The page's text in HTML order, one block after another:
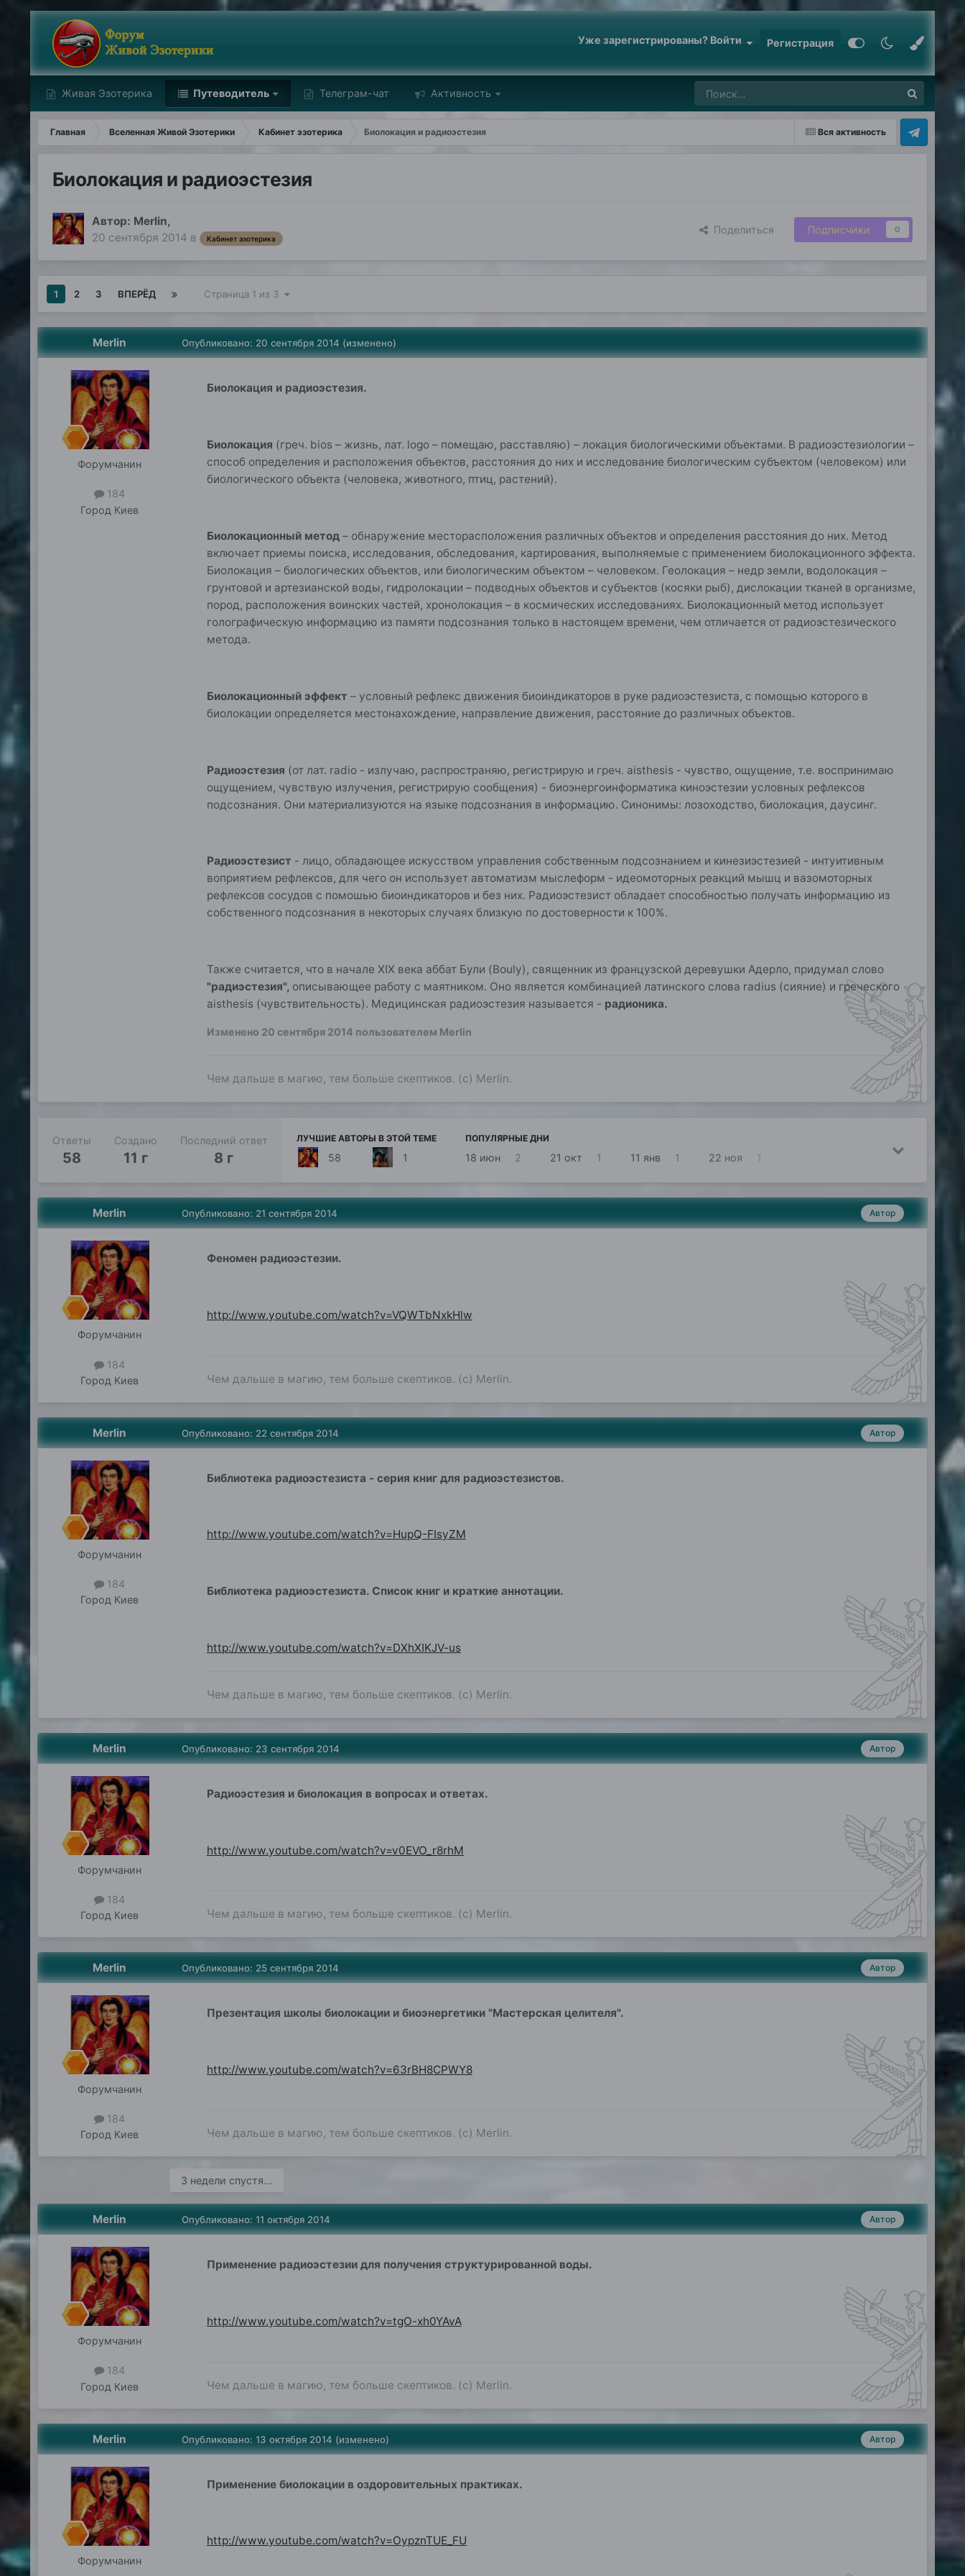
Уже зарегистрированы? Войти Регистрация
Живая Эзотерика Путеводитель Телеграм-чат Активность
Вся активность
Главная Вселенная Живой Эзотерики Кабинет эзотерика Биолокация и радиоэстезия
Биолокация и радиоэстезия
Автор: Merlin,
20 сентября 2014 в Кабинет эзотерика
Поделиться Подписчики 0
1 2 3 ВПЕРЁД Страница 1 из 3
Merlin
Форумчанин
184
Город Киев
Опубликовано: 20 сентября 2014 (изменено)
Биолокация и радиоэстезия.
Биолокация (греч. bios – жизнь, лат. logo – помещаю, расставляю) – локация биологическими объектами. В радиоэстезиологии –
способ определения и расположения объектов, расстояния до них и исследование биологическим субъектом (человеком) или
биологического объекта (человека, животного, птиц, растений).
Биолокационный метод – обнаружение месторасположения различных объектов и определения расстояния до них. Метод
включает приемы поиска, исследования, обследования, картирования, выполняемые с применением биолокационного эффекта.
Биолокация – биологических объектов, или биологическим объектом – человеком. Геолокация – недр земли, водолокация –
грунтовой и артезианской воды, гидролокации – подводных объектов и субъектов (косяки рыб), дислокации тканей в организме,
пород, расположения воинских частей, хронолокация – в космических исследованиях. Биолокационный метод использует
голографическую информацию из памяти подсознания только в настоящем времени, чем отличается от радиоэстезического
метода.
Биолокационный эффект – условный рефлекс движения биоиндикаторов в руке радиоэстезиста, с помощью которого в
биолокации определяется местонахождение, направление движения, расстояние до различных объектов.
Радиоэстезия (от лат. radio - излучаю, распространяю, регистрирую и греч. aisthesis - чувство, ощущение, т.е. воспринимаю
ощущением, чувствую излучения, регистрирую сообщения) - биоэнергоинформатика киноэстезии условных рефлексов
подсознания. Они материализуются на языке подсознания в информацию. Синонимы: лозоходство, биолокация, даусинг.
Радиоэстезист - лицо, обладающее искусством управления собственным подсознанием и кинезиэстезией - интуитивным
воприятием рефлексов, для чего он использует автоматизм мыслеформ - идеомоторных реакций мышц и вазомоторных
рефлексов сосудов с помошью биоиндикаторов и без них. Радиоэстезист обладает способностью получать информацию из
собственного подсознания в некоторых случаях близкую по достоверности к 100%.
Также считается, что в начале XIX века аббат Були (Bouly), священник из французской деревушки Адерло, придумал слово
"радиэстезия", описывающее работу с маятником. Оно является комбинацией латинского слова radius (сияние) и греческого
aisthesis (чувствительность). Медицинская радиоэстезия называется - радионика.
Изменено 20 сентября 2014 пользователем Merlin
Чем дальше в магию, тем больше скептиков. (с) Merlin.
Ответы
58
Создано
11 г
Последний ответ
8 г
ЛУЧШИЕ АВТОРЫ В ЭТОЙ ТЕМЕ
58 1
ПОПУЛЯРНЫЕ ДНИ
18 июн 2 21 окт 1 11 янв 1 22 ноя 1
Merlin
Форумчанин
184
Город Киев
Автор
Опубликовано: 21 сентября 2014
Феномен радиоэстезии.
http://www.youtube.com/watch?v=VQWTbNxkHlw
Чем дальше в магию, тем больше скептиков. (с) Merlin.
Merlin
Форумчанин
184
Город Киев
Автор
Опубликовано: 22 сентября 2014
Библиотека радиоэстезиста - серия книг для радиоэстезистов.
http://www.youtube.com/watch?v=HupQ-FIsyZM
Библиотека радиоэстезиста. Список книг и краткие аннотации.
http://www.youtube.com/watch?v=DXhXIKJV-us
Чем дальше в магию, тем больше скептиков. (с) Merlin.
Merlin
Форумчанин
184
Город Киев
Автор
Опубликовано: 23 сентября 2014
Радиоэстезия и биолокация в вопросах и ответах.
http://www.youtube.com/watch?v=v0EVO_r8rhM
Чем дальше в магию, тем больше скептиков. (с) Merlin.
Merlin
Форумчанин
184
Город Киев
Автор
Опубликовано: 25 сентября 2014
Презентация школы биолокации и биоэнергетики "Мастерская целителя".
http://www.youtube.com/watch?v=63rBH8CPWY8
Чем дальше в магию, тем больше скептиков. (с) Merlin.
3 недели спустя...
Merlin
Форумчанин
184
Город Киев
Автор
Опубликовано: 11 октября 2014
Применение радиоэстезии для получения структурированной воды.
http://www.youtube.com/watch?v=tgO-xh0YAvA
Чем дальше в магию, тем больше скептиков. (с) Merlin.
Merlin
Форумчанин
Автор
Опубликовано: 13 октября 2014 (изменено)
Применение биолокации в оздоровительных практиках.
http://www.youtube.com/watch?v=OypznTUE_FU